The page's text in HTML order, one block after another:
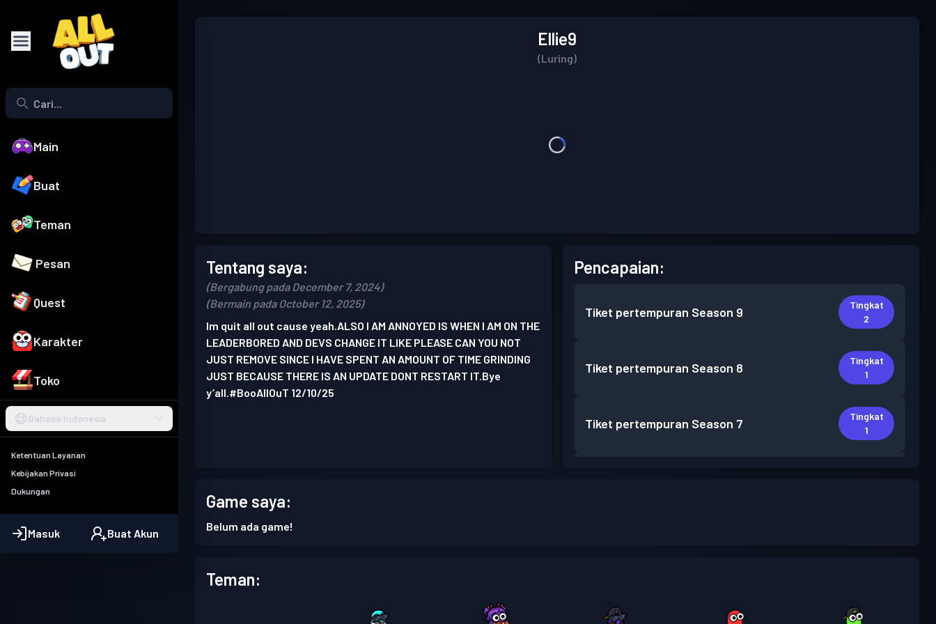
Main
Buat
Teman
Pesan
Quest
Karakter
Toko
Bahasa Indonesia
Ketentuan Layanan
Kebijakan Privasi
Dukungan
Masuk Buat Akun
Ellie9
(Luring)
Tentang saya:
(Bergabung pada December 7, 2024)
(Bermain pada October 12, 2025)
Im quit all out cause yeah.ALSO I AM ANNOYED IS WHEN I AM ON THE
LEADERBORED AND DEVS CHANGE IT LIKE PLEASE CAN YOU NOT
JUST REMOVE SINCE I HAVE SPENT AN AMOUNT OF TIME GRINDING
JUST BECAUSE THERE IS AN UPDATE DONT RESTART IT.Bye
y’all.#BooAllOuT 12/10/25
Pencapaian:
Tiket pertempuran Season 9
Tingkat
2
Tiket pertempuran Season 8
Tingkat
1
Tiket pertempuran Season 7
Tingkat
1
Game saya:
Belum ada game!
Teman: